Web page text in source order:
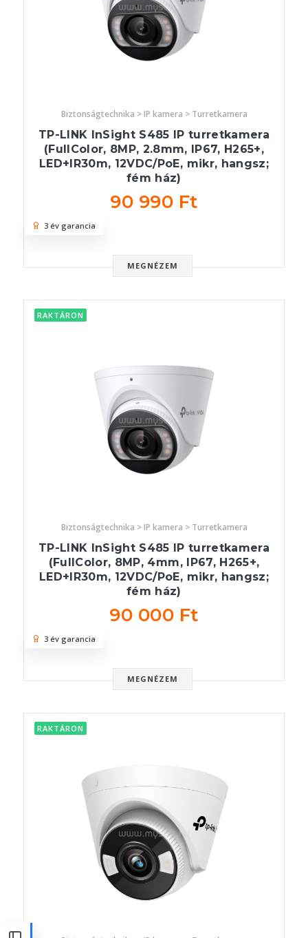
Biztonságtechnika > IP kamera > Turretkamera
TP-LINK InSight S485 IP turretkamera
(FullColor, 8MP, 2.8mm, IP67, H265+,
LED+IR30m, 12VDC/PoE, mikr, hangsz;
fém ház)
90 990 Ft
MEGNÉZEM
3 év garancia
RAKTÁRON
Biztonságtechnika > IP kamera > Turretkamera
TP-LINK InSight S485 IP turretkamera
(FullColor, 8MP, 4mm, IP67, H265+,
LED+IR30m, 12VDC/PoE, mikr, hangsz;
fém ház)
90 000 Ft
MEGNÉZEM
3 év garancia
RAKTÁRON